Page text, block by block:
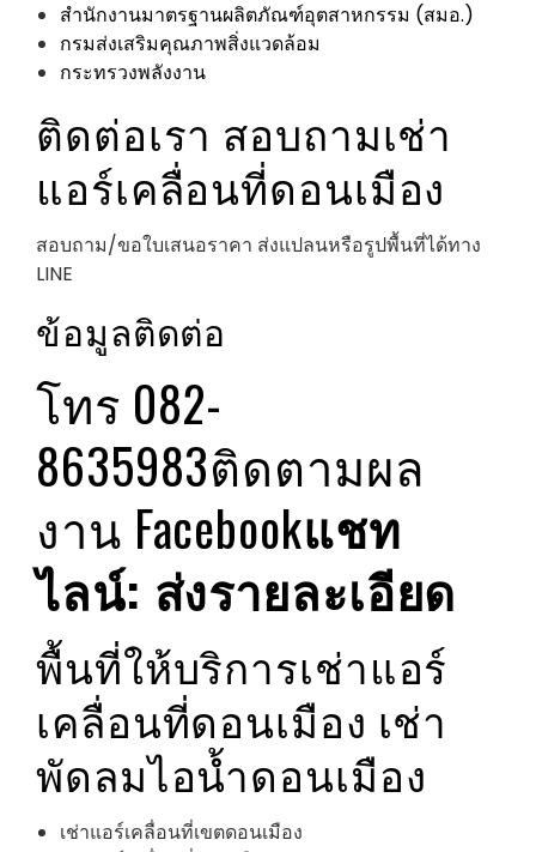
สำนักงานมาตรฐานผลิตภัณฑ์อุตสาหกรรม (สมอ.)
กรมส่งเสริมคุณภาพสิ่งแวดล้อม
กระทรวงพลังงาน
ติดต่อเรา สอบถามเช่า
แอร์เคลื่อนที่ดอนเมือง
สอบถาม/ขอใบเสนอราคา ส่งแปลนหรือรูปพื้นที่ได้ทาง
LINE
ข้อมูลติดต่อ
โทร 082-
8635983ติดตามผล
งาน Facebookแชท
ไลน์: ส่งรายละเอียด
พื้นที่ให้บริการเช่าแอร์
เคลื่อนที่ดอนเมือง เช่า
พัดลมไอน้ำดอนเมือง
เช่าแอร์เคลื่อนที่เขตดอนเมือง